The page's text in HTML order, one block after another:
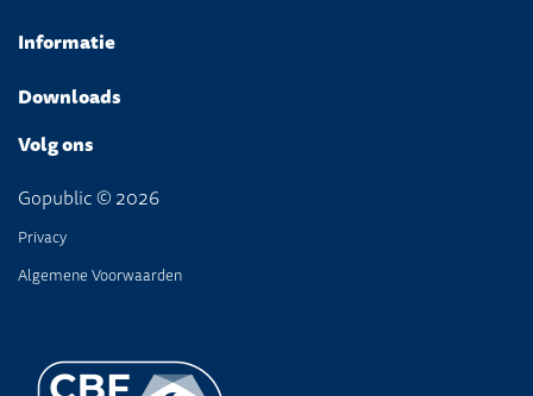
Informatie
Downloads
Volg ons
Gopublic © 2026
Privacy
Algemene Voorwaarden